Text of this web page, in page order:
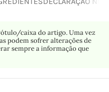
caixa do artigo. Uma vez
podem sofrer alterações de
sempre a informação que